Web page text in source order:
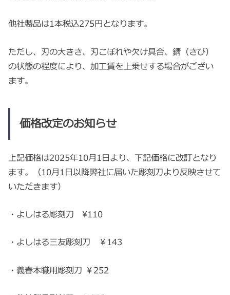
他社製品は1本税込275円となります。
ただし、刃の大きさ、刃こぼれや欠け具合、錆（さび）
の状態の程度により、加工賃を上乗せする場合がござい
ます。
価格改定のお知らせ
上記価格は2025年10月1日より、下記価格に改訂となり
ます。（10月1日以降弊社に届いた彫刻刀より反映させて
いただきます）
・よしはる彫刻刀 ¥110
・よしはる三友彫刻刀 ￥143
・義春本職用彫刻刀 ￥252